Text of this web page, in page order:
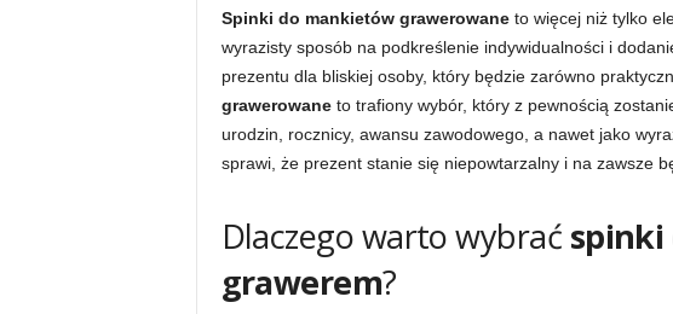
Spinki do mankietów grawerowaneto więcej niż tylko
wyrazisty sposób na podkreślenie indywidualności i
prezentu dla bliskiej osoby, który będzie zarówno
grawerowaneto trafiony wybór, który z pewnością
urodzin, rocznicy, awansu zawodowego, a nawet jako
sprawi, że prezent stanie się niepowtarzalny i na zawsze
Dlaczego warto wybrać spinki
grawerem?